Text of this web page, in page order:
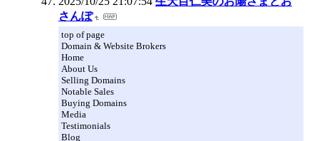
さんぽ
top of page
Domain & Website Brokers
Home
About Us
Selling Domains
Notable Sales
Buying Domains
Media
Testimonials
Blog